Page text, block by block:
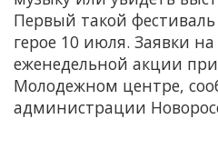
Первый такой фестиваль
герое 10 июля. Заявки на
еженедельной акции
Молодежном центре,
администрации